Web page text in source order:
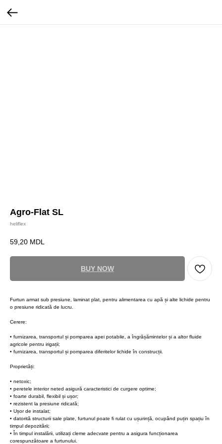
Agro-Flat SL
heliflex
59,20 MDL
BUY NOW
Furtun armat sub presiune, laminat plat, pentru alimentarea cu apă și alte lichide pentru
o presiune ridicată de lucru.
Cerere:
• furnizarea, transportul și pomparea apei potabile, a îngrășămintelor și a altor fluide
agricole pentru irigații;
• furnizarea, transportul și pomparea diferitelor lichide în construcții.
Proprietăți:
• netoxic;
• peretele interior neted asigură caracteristici de curgere optime;
• foarte durabil, flexibil și ușor;
• rezistent la presiune ridicată;
• Ușor de instalat;
• datorită structurii sale plate, furtunul poate fi rulat cu ușurință, ocupând puțin spațiu în
timpul depozitării;
• În timpul instalării, utilizați cleme adecvate pentru a asigura funcționarea
corespunzătoare a furtunului.